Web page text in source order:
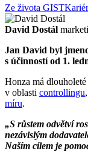
Ze života GIST
David Dostál
Jan David byl
s účinností od 1.
Honza má
v oblasti controllingu,
míru.
„S růstem odvětví
nezávislým
Naším cílem je